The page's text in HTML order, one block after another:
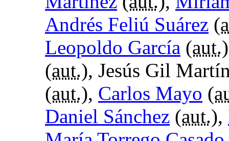
Andrés Feliú Suárez (
Leopoldo García (aut.
(aut.), Jesús Gil
(aut.), Carlos Mayo (
Daniel Sánchez (aut.),